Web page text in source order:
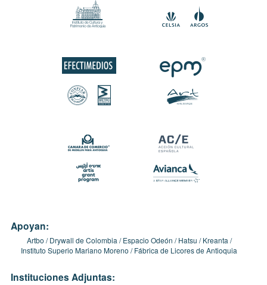
Apoyan:
Artbo Drywall de Colombia Espacio Odeón Hatsu
Kreanta
Instituto Superio Mariano Moreno
Fábrica de Licores de Antioquia
Instituciones Adjuntas: